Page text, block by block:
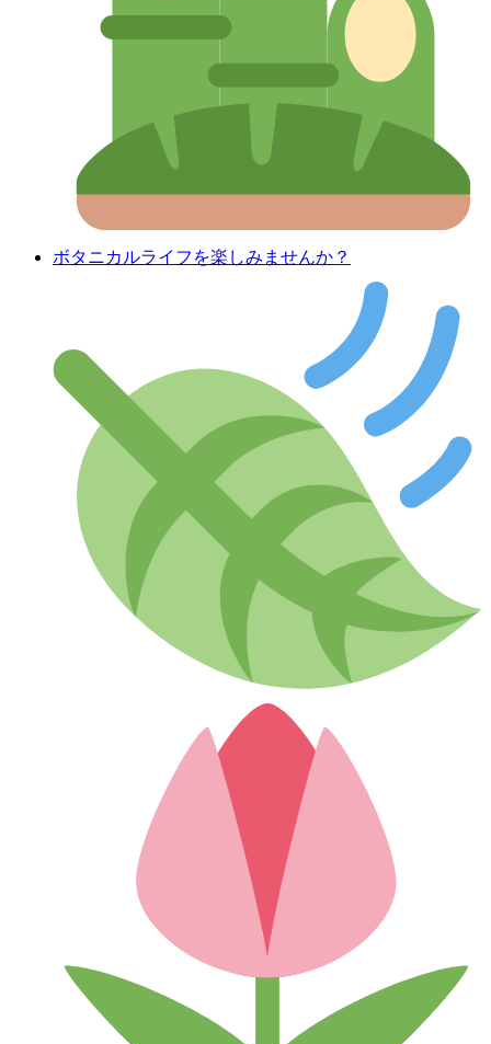
ボタニカルライフを楽しみませんか？